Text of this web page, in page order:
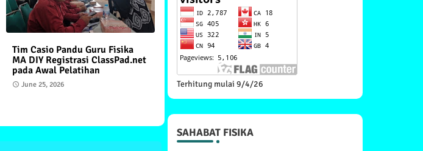
Tim Casio Pandu Guru Fisika
MA DIY Registrasi ClassPad.net
pada Awal Pelatihan
June 25, 2026 Terhitung mulai 9/4/26
SAHABAT FISIKA